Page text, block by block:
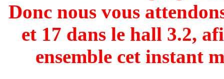
Donc nous vous
et 17 dans le hall 3.2,
ensemble cet instant